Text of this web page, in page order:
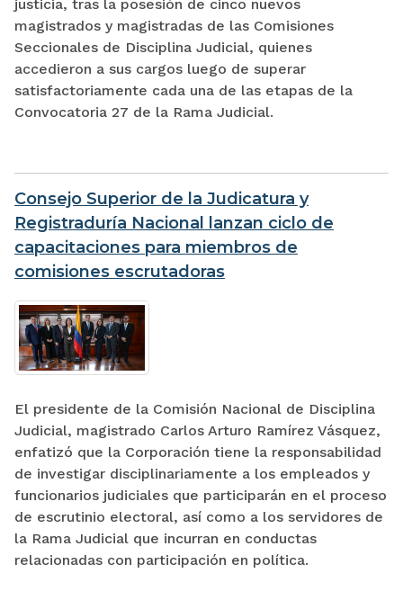
justicia, tras la posesión de cinco nuevos
magistrados y magistradas de las Comisiones
Seccionales de Disciplina Judicial, quienes
accedieron a sus cargos luego de superar
satisfactoriamente cada una de las etapas de la
Convocatoria 27 de la Rama Judicial.
Consejo Superior de la Judicatura y
Registraduría Nacional lanzan ciclo de
capacitaciones para miembros de
comisiones escrutadoras
El presidente de la Comisión Nacional de Disciplina
Judicial, magistrado Carlos Arturo Ramírez Vásquez,
enfatizó que la Corporación tiene la responsabilidad
de investigar disciplinariamente a los empleados y
funcionarios judiciales que participarán en el proceso
de escrutinio electoral, así como a los servidores de
la Rama Judicial que incurran en conductas
relacionadas con participación en política.